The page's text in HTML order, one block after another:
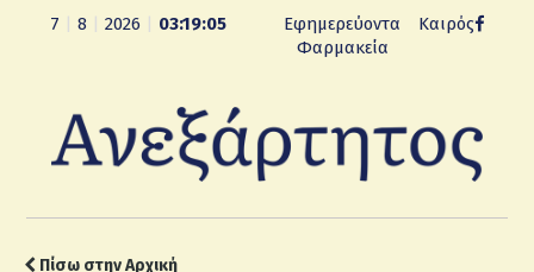
7 8 2026 03:19:06
Εφημερεύοντα
Φαρμακεία
Καιρός
Πίσω στην Αρχική